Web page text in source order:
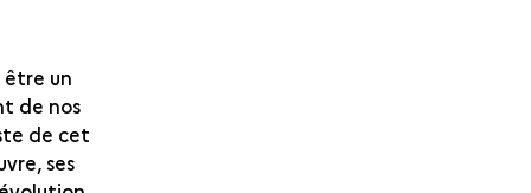
être un
de nos
de cet
ses